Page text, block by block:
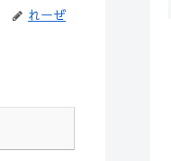
れーぜ